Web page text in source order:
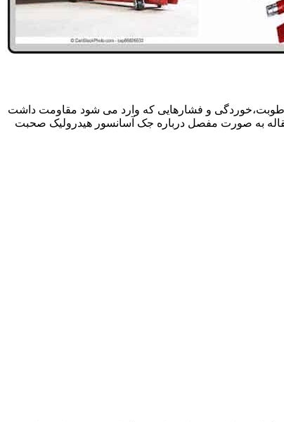
و فشارهایی که وارد می شود مقاومت داشت
به صورت مفصل درباره جک آسانسور هیدرولیک صحبت